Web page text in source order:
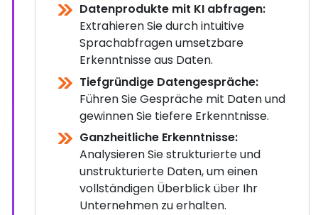
Datenprodukte mit KI abfragen:
Extrahieren Sie durch intuitive
Sprachabfragen umsetzbare
Erkenntnisse aus Daten.
Tiefgründige Datengespräche:
Führen Sie Gespräche mit Daten und
gewinnen Sie tiefere Erkenntnisse.
Ganzheitliche Erkenntnisse:
Analysieren Sie strukturierte und
unstrukturierte Daten, um einen
vollständigen Überblick über Ihr
Unternehmen zu erhalten.